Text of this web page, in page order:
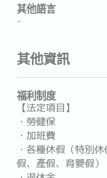
其他語言
-
其他資訊
福利制度
【法定項目】
・勞健保
・加班費
・各種休假（特別
假、產假、育嬰假）